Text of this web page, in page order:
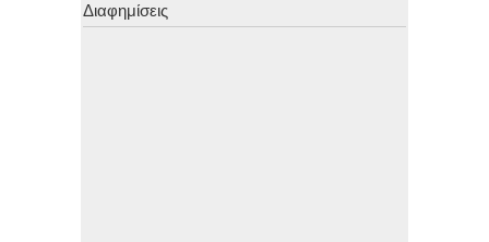
Διαφημίσεις